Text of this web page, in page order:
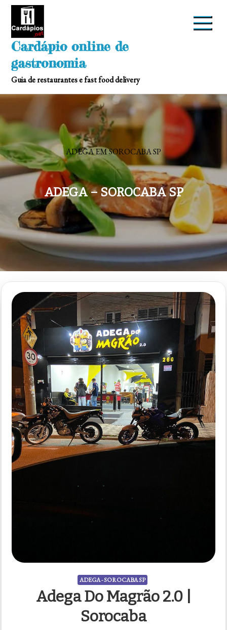
Skip
Cardápio online de
gastronomia
Guia de restaurantes e fast food delivery
ADEGA EM SOROCABA SP
ADEGA – SOROCABA SP
ADEGA - SOROCABA SP
Adega Do Magrão 2.0 |
Sorocaba